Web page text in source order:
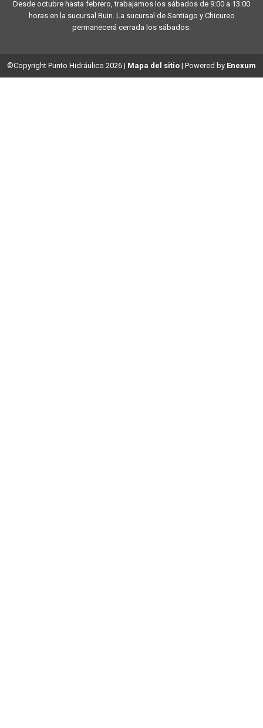
Desde octubre hasta febrero, trabajamos los sábados de 9:00 a 13:00
horas en la sucursal Buin. La sucursal de Santiago y Chicureo
permanecerá cerrada los sábados.
©Copyright Punto Hidráulico 2026 | Mapa del sitio | Powered by Enexum